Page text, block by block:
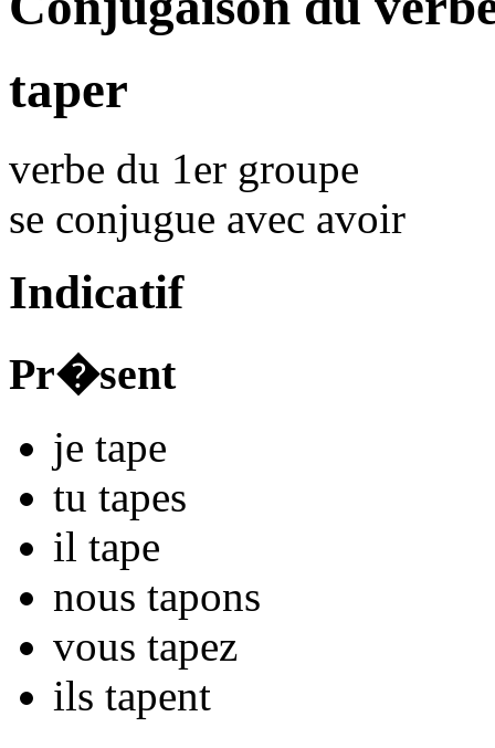
taper
verbe du 1er groupe
se conjugue avec avoir
Indicatif
Pr�sent
je tape
tu tapes
il tape
nous tapons
vous tapez
ils tapent